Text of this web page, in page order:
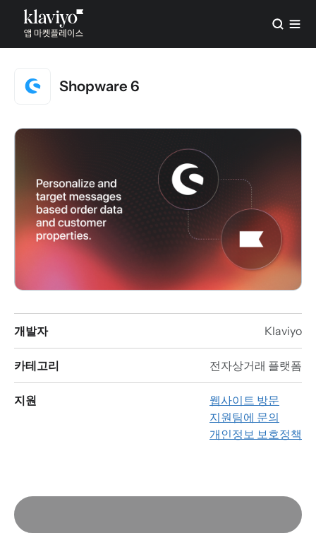
Shopware 6
개발자 Klaviyo
카테고리 전자상거래 플랫폼
지원
웹사이트 방문
지원팀에 문의
개인정보 보호정책